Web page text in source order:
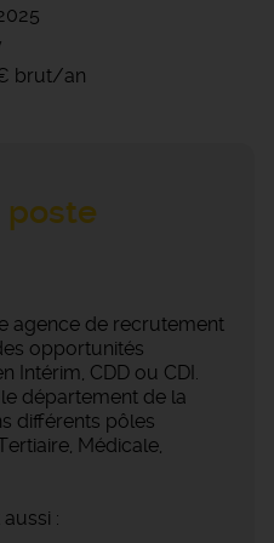
brut/an
poste
agence de recrutement
opportunités
Intérim, CDD ou CDI.
département de la
différents pôles
Médicale,
: